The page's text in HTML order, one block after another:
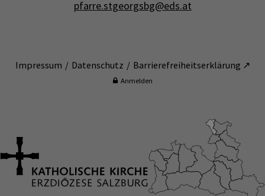
pfarre.stgeorgsbg@eds.at
Impressum Datenschutz Barrierefreiheitserklärung ↗
Anmelden